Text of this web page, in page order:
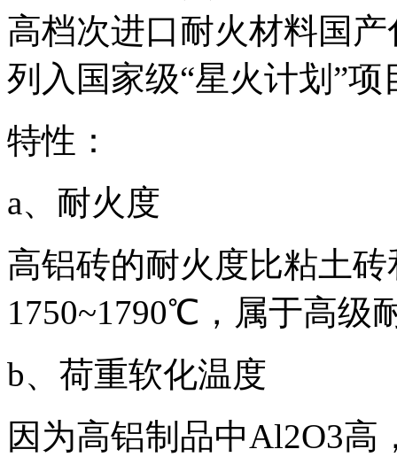
高档次进口耐火材料国
列入国家级“星火计划”项
特性：
a、耐火度
高铝砖的耐火度比粘土
1750~1790℃，属于高级
b、荷重软化温度
因为高铝制品中Al2O3